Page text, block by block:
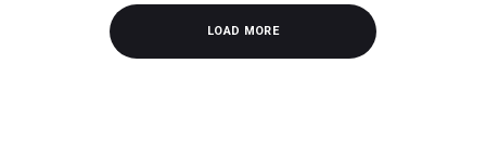
LOAD MORE